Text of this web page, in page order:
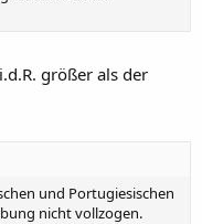
größer als der
und Portugiesischen
nicht vollzogen.